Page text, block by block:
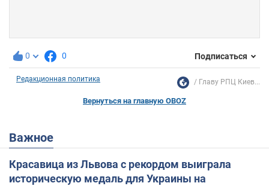
0 0 Подписаться
Редакционная политика Главу РПЦ Киев...
Вернуться на главную OBOZ
Важное
Красавица из Львова с рекордом выиграла
историческую медаль для Украины на